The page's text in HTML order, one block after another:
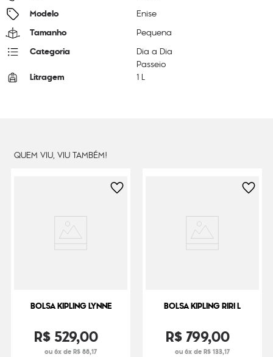
Modelo Enise
Tamanho Pequena
Categoria
Dia a Dia
Passeio
Litragem 1 L
QUEM VIU, VIU TAMBÉM!
BOLSA KIPLING LYNNE
R$529,00
ou 6x de R$ 88,17
BOLSA KIPLING RIRI L
R$799,00
ou 6x de R$ 133,17